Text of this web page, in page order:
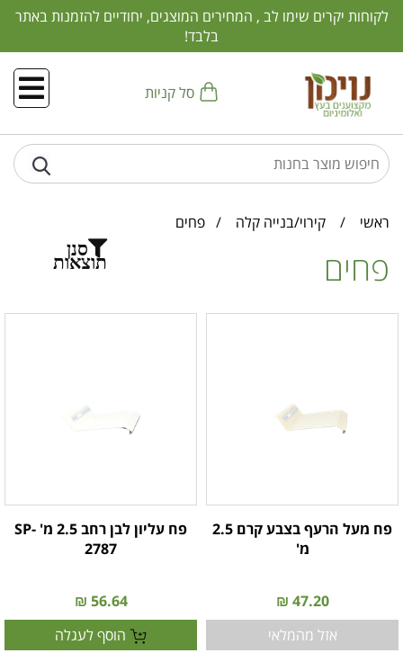
לקוחות יקרים שימו לב , המחירים המוצגים, יחודיים להזמנות באתר
בלבד!
סל קניות
ראשי / קירוי/בנייה קלה / פחים
סנן
תוצאות פחים
פח מעל הרעף בצבע קרם 2.5
מ'
47.20 ₪
אזל מהמלאי
פח עליון לבן רחב 2.5 מ' SP-
2787
56.64 ₪
הוסף לעגלה